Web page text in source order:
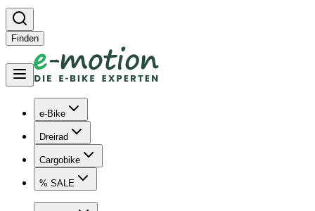
Finden
e-Bike
Dreirad
Cargobike
% SALE